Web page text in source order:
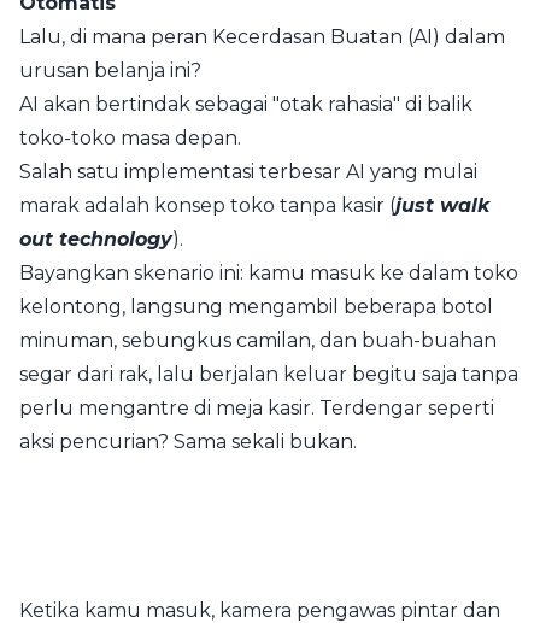
Lalu, di mana peran Kecerdasan Buatan (AI) dalam
urusan belanja ini?
AI akan bertindak sebagai "otak rahasia" di balik
toko-toko masa depan.
Salah satu implementasi terbesar AI yang mulai
marak adalah konsep toko tanpa kasir (just walk
out technology).
Bayangkan skenario ini: kamu masuk ke dalam toko
kelontong, langsung mengambil beberapa botol
minuman, sebungkus camilan, dan buah-buahan
segar dari rak, lalu berjalan keluar begitu saja tanpa
perlu mengantre di meja kasir. Terdengar seperti
aksi pencurian? Sama sekali bukan.
Ketika kamu masuk, kamera pengawas pintar dan